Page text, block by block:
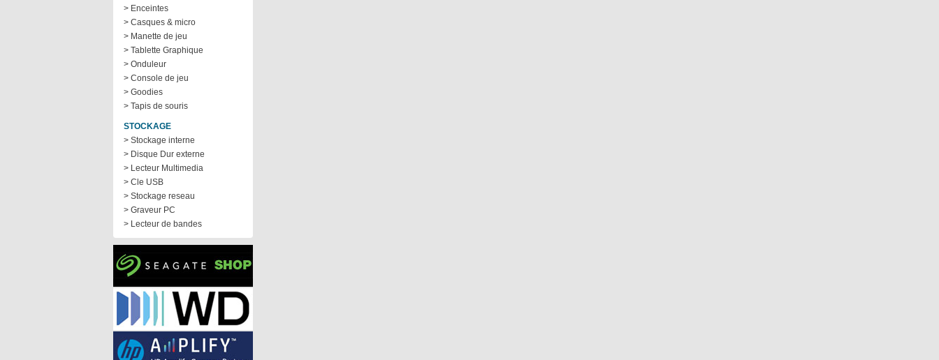
> Enceintes
> Casques & micro
> Manette de jeu
> Tablette Graphique
> Onduleur
> Console de jeu
> Goodies
> Tapis de souris
STOCKAGE
> Stockage interne
> Disque Dur externe
> Lecteur Multimedia
> Cle USB
> Stockage reseau
> Graveur PC
> Lecteur de bandes